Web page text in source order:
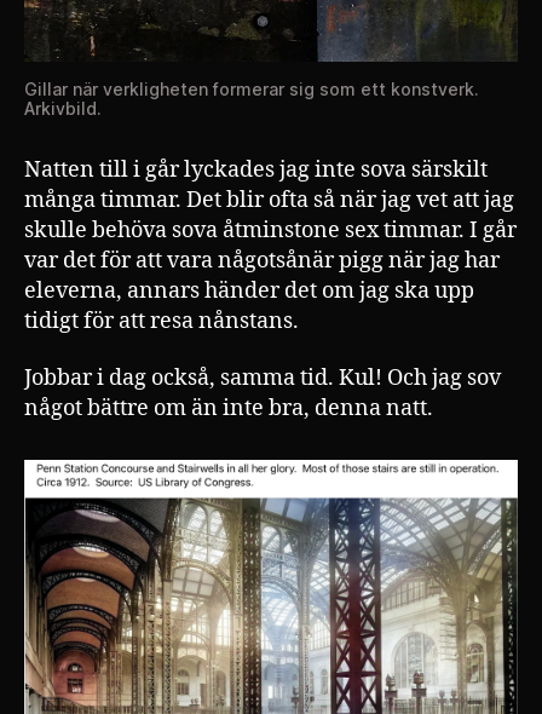
Gillar när verkligheten formerar sig som ett konstverk.
Arkivbild.
Natten till i går lyckades jag inte sova särskilt
många timmar. Det blir ofta så när jag vet att jag
skulle behöva sova åtminstone sex timmar. I går
var det för att vara någotsånär pigg när jag har
eleverna, annars händer det om jag ska upp
tidigt för att resa nånstans.
Jobbar i dag också, samma tid. Kul! Och jag sov
något bättre om än inte bra, denna natt.